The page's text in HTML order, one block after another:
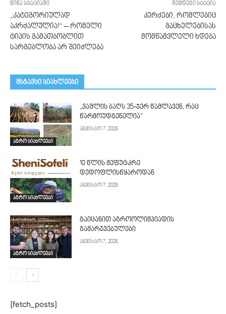
წინა სტატიაში
„კატეგორიულად
აკრძალულია!“ – რომელი
ტიპის გამათბობლით
სარგებლობა არ შეიძლება
შემდეგი სტატია
კერძები, რომლებიც
გაცხელებისას
მომწამვლელი ხდება
მსგავსი სიახლეები
აგრო სიახლეები
„ვაშლის ბაღს 35-ჯერ წამლავენ, რაც
წარმოუდგენელია”
აგვისტო 7, 2026
აგრო სიახლეები
10 წლის მეფუტკრე
დედოფლისწყაროდან
აგვისტო 7, 2026
აგრო სიახლეები
გაიცანით აგროოლიმპიადის
გამარჯვებულები
აგვისტო 7, 2026
[fetch_posts]